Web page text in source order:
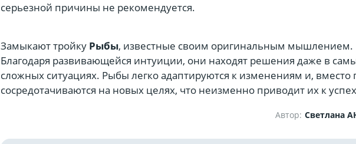
серьезной причины не рекомендуется.
Замыкают тройку Рыбы, известные своим оригинальным мышлением.
Благодаря развивающейся интуиции, они находят решения даже в
сложных ситуациях. Рыбы легко адаптируются к изменениям и, вместо
сосредотачиваются на новых целях, что неизменно приводит их к
Автор: Светлана